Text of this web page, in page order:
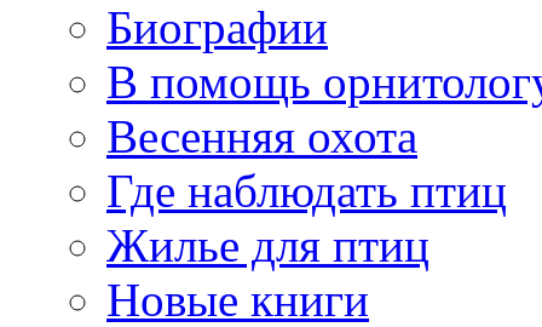
Биографии
В помощь
Весенняя охота
Где наблюдать птиц
Жилье для птиц
Новые книги